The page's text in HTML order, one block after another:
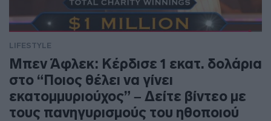
LIFESTYLE
Μπεν Άφλεκ: Κέρδισε 1 εκατ. δολάρια
στο “Ποιος θέλει να γίνει
εκατομμυριούχος” – Δείτε βίντεο με
τους πανηγυρισμούς του ηθοποιού